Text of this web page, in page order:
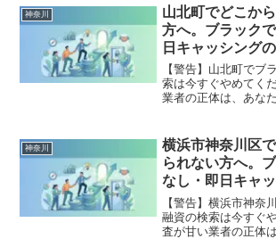
横須賀市で違法業者
ら抜け出した方々の
策を完全公開。
神奈川
山北町でどこか
方へ。ブラック
日キャッシング
策
【警告】山北町でブ
索は今すぐやめてく
業者の正体は、あな
町で違法業者を避け
出した方々の実体験
全公開。
神奈川
横浜市神奈川区
られない方へ。
なし・即日キャ
全な解決策
【警告】横浜市神奈
融資の検索は今すぐ
査が甘い業者の正体